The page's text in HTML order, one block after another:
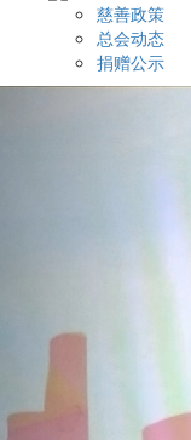
慈善政策
总会动态
捐赠公示